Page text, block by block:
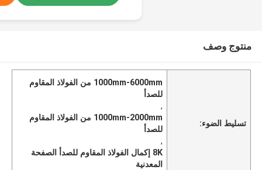
منتوج وصف
تسليط الضوء:
1000mm-6000mm من الفولاذ المقاوم
للصدأ
,
1000mm-2000mm من الفولاذ المقاوم
للصدأ
,
8K إكمال الفولاذ المقاوم للصدأ الصفحة
المعدنية